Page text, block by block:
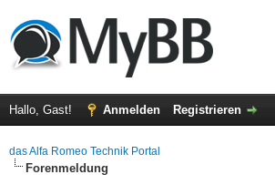
Hallo, Gast! Anmelden Registrieren
das Alfa Romeo Technik Portal
Forenmeldung